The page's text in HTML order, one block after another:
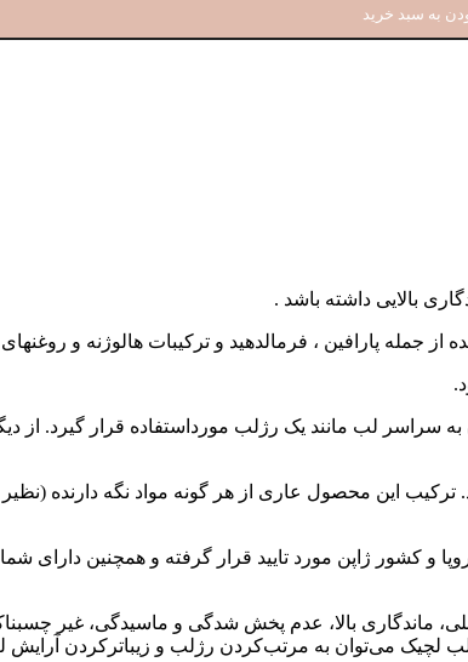
به سبد خرید
بالایی داشته باشد .
جمله پارافین ، فرمالدهید و ترکیبات هالوژنه و
سراسر لب مانند یک رژلب مورداستفاده قرار گیرد.
این محصول عاری از هر گونه مواد نگه دارنده (نظیر
و کشور ژاپن مورد تایید قرار گرفته و همچنین دارای
ماندگاری بالا، عدم پخش شدگی و ماسیدگی، غیر
لچیک می‌توان به مرتب‌کردن رژلب و زیباترکردن آرایش